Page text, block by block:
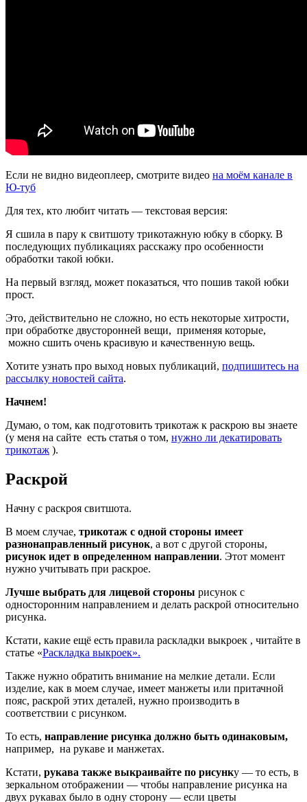
Если не видно видеоплеер, смотрите видео на моём канале в
Ю-туб
Для тех, кто любит читать — текстовая версия:
Я сшила в пару к свитшоту трикотажную юбку в сборку. В
последующих публикациях расскажу про особенности
обработки такой юбки.
На первый взгляд, может показаться, что пошив такой юбки
прост.
Это, действительно не сложно, но есть некоторые хитрости,
при обработке двусторонней вещи, применяя которые,
можно сшить очень красивую и качественную вещь.
Хотите узнать про выход новых публикаций, подпишитесь на
рассылку новостей сайта.
Начнем!
Думаю, о том, как подготовить трикотаж к раскрою вы знаете
(у меня на сайте есть статья о том, нужно ли декатировать
трикотаж ).
Раскрой
Начну с раскроя свитшота.
В моем случае, трикотаж с одной стороны имеет
разнонаправленный рисунок, а вот с другой стороны,
рисунок идет в определенном направлении. Этот момент
нужно учитывать при раскрое.
Лучше выбрать для лицевой стороны рисунок с
односторонним направлением и делать раскрой относительно
рисунка.
Кстати, какие ещё есть правила раскладки выкроек , читайте в
статье «Раскладка выкроек».
Также нужно обратить внимание на мелкие детали. Если
изделие, как в моем случае, имеет манжеты или притачной
пояс, раскрой этих деталей, нужно производить в
соответствии с рисунком.
То есть, направление рисунка должно быть одинаковым,
например, на рукаве и манжетах.
Кстати, рукава также выкраивайте по рисунку — то есть, в
зеркальном отображении — чтобы направление рисунка на
двух рукавах было в одну сторону — если цветы